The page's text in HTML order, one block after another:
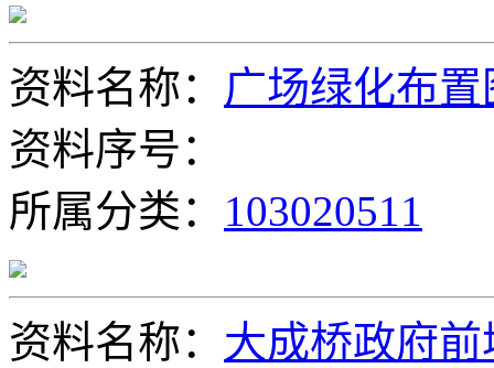
资料名称： 广场绿化布置
资料序号：
所属分类： 103020511
资料名称： 大成桥政府